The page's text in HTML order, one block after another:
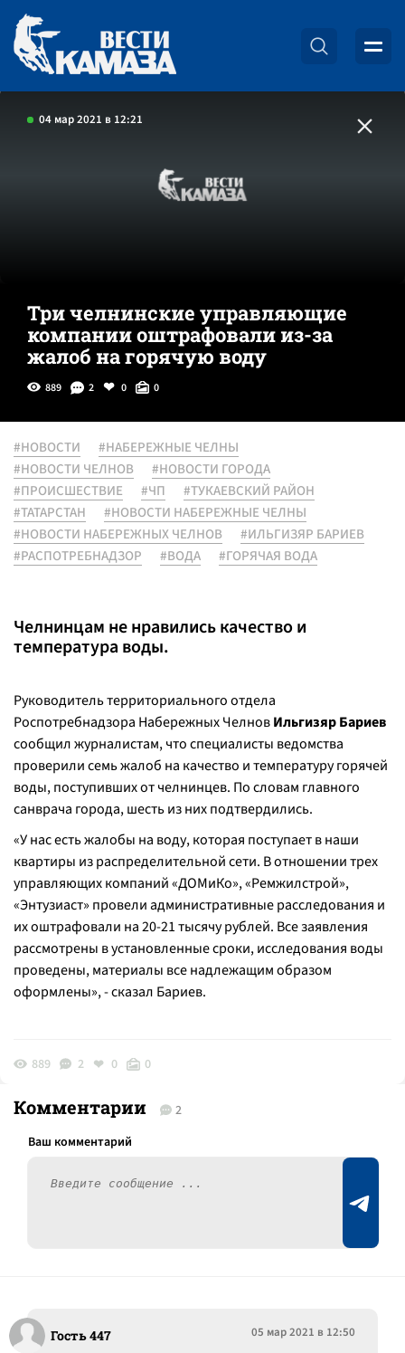
04 мар 2021 в 12:21
Три челнинские управляющие
компании оштрафовали из-за
жалоб на горячую воду
889 2 0 0
#НОВОСТИ
#НАБЕРЕЖНЫЕ ЧЕЛНЫ
#НОВОСТИ ЧЕЛНОВ
#НОВОСТИ ГОРОДА
#ПРОИСШЕСТВИЕ
#ЧП
#ТУКАЕВСКИЙ РАЙОН
#ТАТАРСТАН
#НОВОСТИ НАБЕРЕЖНЫЕ ЧЕЛНЫ
#НОВОСТИ НАБЕРЕЖНЫХ ЧЕЛНОВ
#ИЛЬГИЗЯР БАРИЕВ
#РАСПОТРЕБНАДЗОР
#ВОДА #ГОРЯЧАЯ ВОДА
Челнинцам не нравились качество и
температура воды.
Руководитель территориального отдела
Роспотребнадзора Набережных ЧелновИльгизяр Бариев
сообщил журналистам, что специалисты ведомства
проверили семь жалоб на качество и температуру горячей
воды, поступивших от челнинцев. По словам главного
санврача города, шесть из них подтвердились.
«У нас есть жалобы на воду, которая поступает в наши
квартиры из распределительной сети. В отношении трех
управляющих компаний «ДОМиКо», «Ремжилстрой»,
«Энтузиаст» провели административные расследования и
их оштрафовали на 20-21 тысячу рублей. Все заявления
рассмотрены в установленные сроки, исследования воды
проведены, материалы все надлежащим образом
оформлены», - сказал Бариев.
889 2 0 0
Комментарии 2
Гость 447 05 мар 2021 в 12:50